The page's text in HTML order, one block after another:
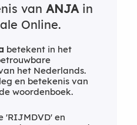
van ANJAin
Online.
betekent in het
het Nederlands.
en betekenis van
woordenboek.
'RIJMDVD' en